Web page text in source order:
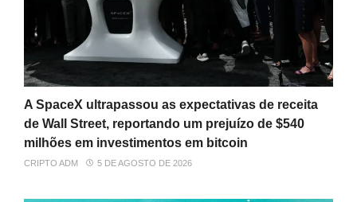
A SpaceX ultrapassou as expectativas de receita
de Wall Street, reportando um prejuízo de $540
milhões em investimentos em bitcoin
CRIPTO ADM 5 DE AGOSTO DE 2026